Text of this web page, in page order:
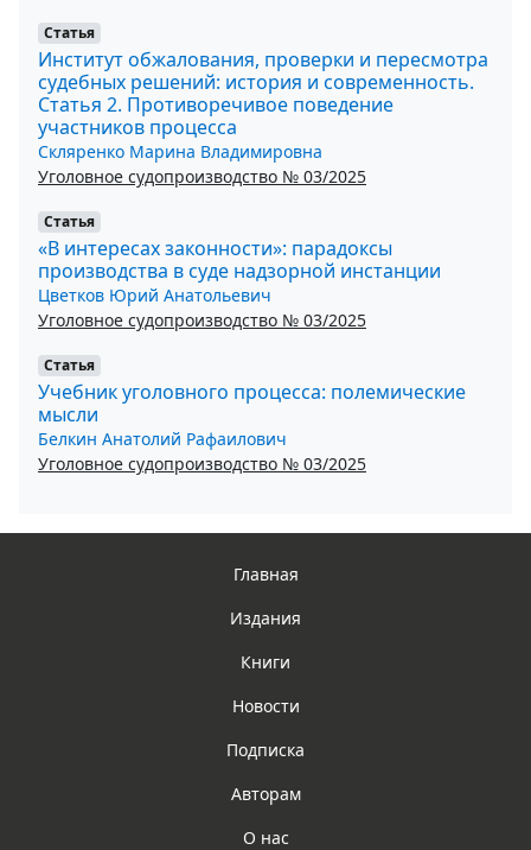
Статья
Институт обжалования, проверки и пересмотра
судебных решений: история и современность.
Статья 2. Противоречивое поведение
участников процесса
Скляренко Марина Владимировна
Уголовное судопроизводство № 03/2025
Статья
«В интересах законности»: парадоксы
производства в суде надзорной инстанции
Цветков Юрий Анатольевич
Уголовное судопроизводство № 03/2025
Статья
Учебник уголовного процесса: полемические
мысли
Белкин Анатолий Рафаилович
Уголовное судопроизводство № 03/2025
Главная
Издания
Книги
Новости
Подписка
Авторам
О нас